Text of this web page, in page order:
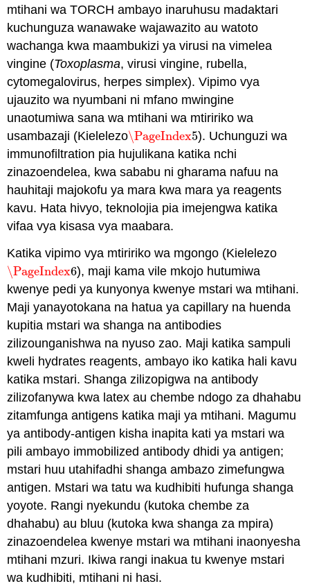
mtihani wa TORCH ambayo inaruhusu madaktari
kuchunguza wanawake wajawazito au watoto
wachanga kwa maambukizi ya virusi na vimelea
vingine (Toxoplasma, virusi vingine, rubella,
cytomegalovirus, herpes simplex). Vipimo vya
ujauzito wa nyumbani ni mfano mwingine
unaotumiwa sana wa mtihani wa mtiririko wa
usambazaji (Kielelezo\PageIndex5
\PageIndex5). Uchunguzi wa
immunofiltration pia hujulikana katika nchi
zinazoendelea, kwa sababu ni gharama nafuu na
hauhitaji majokofu ya mara kwa mara ya reagents
kavu. Hata hivyo, teknolojia pia imejengwa katika
vifaa vya kisasa vya maabara.
Katika vipimo vya mtiririko wa mgongo (Kielelezo
\PageIndex6
\PageIndex6), maji kama vile mkojo hutumiwa
kwenye pedi ya kunyonya kwenye mstari wa mtihani.
Maji yanayotokana na hatua ya capillary na huenda
kupitia mstari wa shanga na antibodies
zilizounganishwa na nyuso zao. Maji katika sampuli
kweli hydrates reagents, ambayo iko katika hali kavu
katika mstari. Shanga zilizopigwa na antibody
zilizofanywa kwa latex au chembe ndogo za dhahabu
zitamfunga antigens katika maji ya mtihani. Magumu
ya antibody-antigen kisha inapita kati ya mstari wa
pili ambayo immobilized antibody dhidi ya antigen;
mstari huu utahifadhi shanga ambazo zimefungwa
antigen. Mstari wa tatu wa kudhibiti hufunga shanga
yoyote. Rangi nyekundu (kutoka chembe za
dhahabu) au bluu (kutoka kwa shanga za mpira)
zinazoendelea kwenye mstari wa mtihani inaonyesha
mtihani mzuri. Ikiwa rangi inakua tu kwenye mstari
wa kudhibiti, mtihani ni hasi.